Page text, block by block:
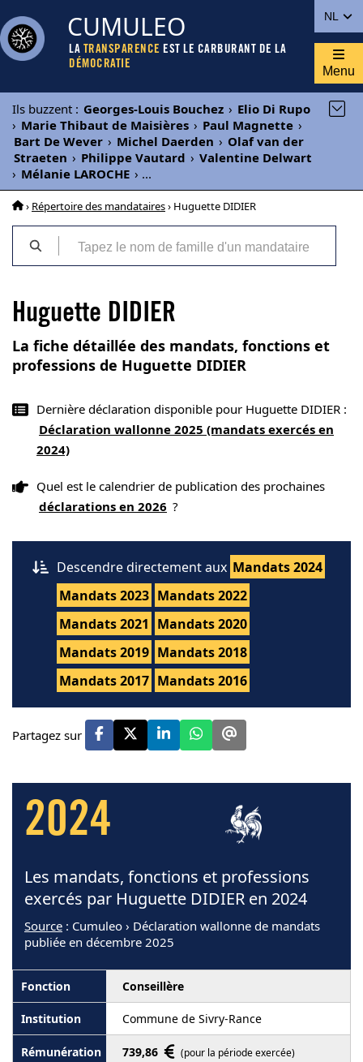
NL
CUMULEO
LA TRANSPARENCE EST LE CARBURANT DE LA
DÉMOCRATIE
Menu
Ils buzzent : Georges-Louis Bouchez › Elio Di Rupo
› Marie Thibaut de Maisières › Paul Magnette ›
Bart De Wever › Michel Daerden › Olaf van der
Straeten › Philippe Vautard › Valentine Delwart
› Mélanie LAROCHE › ...
› Répertoire des mandataires› Huguette DIDIER
Huguette DIDIER
La fiche détaillée des mandats, fonctions et
professions de Huguette DIDIER
Dernière déclaration disponible pour Huguette DIDIER :
Déclaration wallonne 2025 (mandats exercés en
2024)
Quel est le calendrier de publication des prochaines
déclarations en 2026 ?
Descendre directement aux Mandats 2024
Mandats 2023 Mandats 2022
Mandats 2021 Mandats 2020
Mandats 2019 Mandats 2018
Mandats 2017 Mandats 2016
Partagez sur
2024
Les mandats, fonctions et professions
exercés par Huguette DIDIER en 2024
Source : Cumuleo › Déclaration wallonne de mandats
publiée en décembre 2025
Conseillère
Commune de Sivry-Rance
739,86 (pour la période exercée)